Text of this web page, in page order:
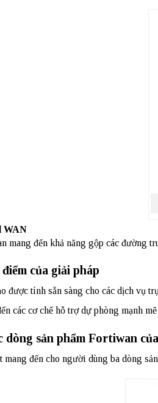
WAN
mang đến khả năng gộp các đường
của giải pháp
được tính sẵn sàng cho các dịch vụ
các cơ chế hỗ trợ dự phòng mạnh
dòng sản phẩm Fortiwan
mang đến cho người dùng ba dòng